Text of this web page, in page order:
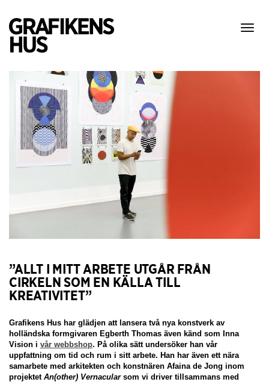
Visa
”ALLT I MITT ARBETE UTGÅR FRÅN
CIRKELN SOM EN KÄLLA TILL
KREATIVITET”
Grafikens Hus har glädjen att lansera två nya konstverk av
holländska formgivaren Egberth Thomas även känd som Inna
Vision i vår webbshop. På olika sätt undersöker han vår
uppfattning om tid och rum i sitt arbete. Han har även ett nära
samarbete med arkitekten och konstnären Afaina de Jong inom
projektet An(other) Vernacularsom vi driver tillsammans med